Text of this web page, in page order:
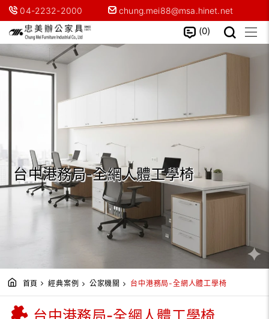
04-2232-2000 chung.mei88@msa.hinet.net
0
台中港務局-全網人體工學椅
首頁 經典案例 公家機關 台中港務局-全網人體工學椅